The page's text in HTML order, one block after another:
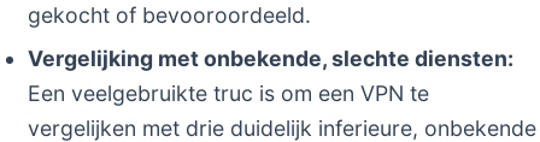
gekocht of bevooroordeeld.
Vergelijking met onbekende, slechte diensten:
Een veelgebruikte truc is om een VPN te
vergelijken met drie duidelijk inferieure, onbekende